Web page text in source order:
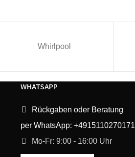
Whirlpool
WHATSAPP
Rückgaben oder Beratung
per WhatsApp: +4915110270171
Mo-Fr: 9:00 - 16:00 Uhr